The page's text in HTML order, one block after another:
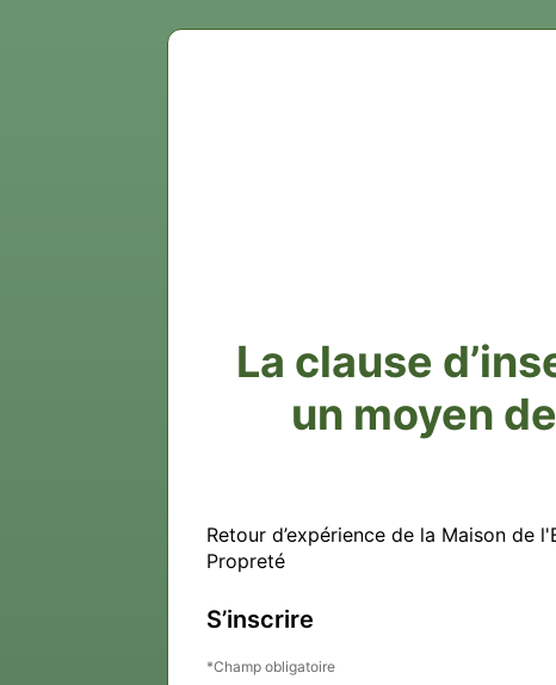
La clause
un moyen
Retour d’expérience de la Maison de
Propreté
S’inscrire
Champ obligatoire